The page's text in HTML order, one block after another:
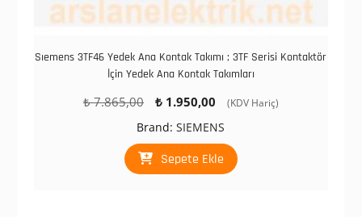
Sıemens 3TF46 Yedek Ana Kontak Takımı ; 3TF Serisi Kontaktör
İçin Yedek Ana Kontak Takımları
₺7.865,00
Orijinal
fiyat:
₺ 7.865,00.
₺1.950,00
Şu
fiyat:
₺ 1.950,00.
(KDV Hariç)
Brand:SIEMENS
Sepete Ekle